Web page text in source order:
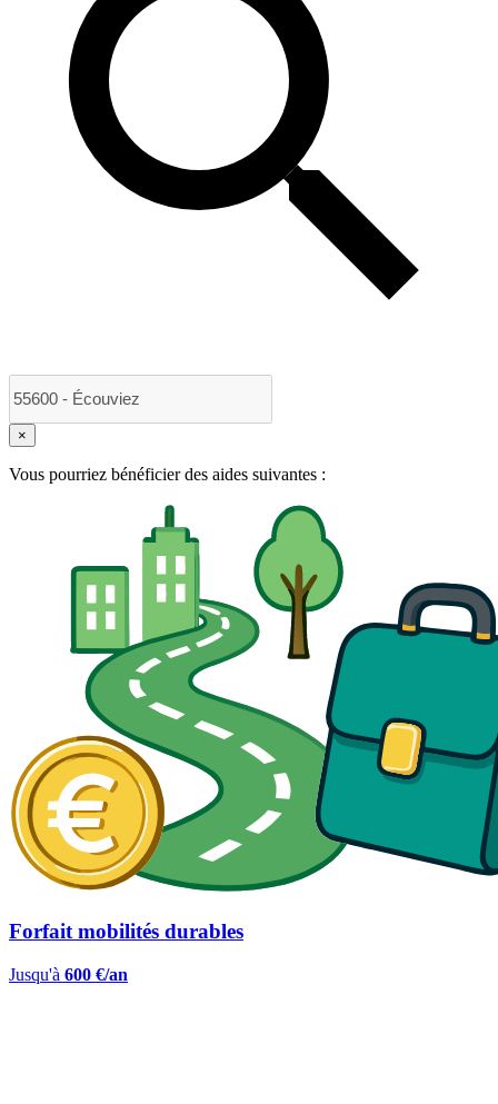
×
Vous pourriez bénéficier des aides suivantes :
Forfait mobilités durables
Jusqu'à 600 €/an